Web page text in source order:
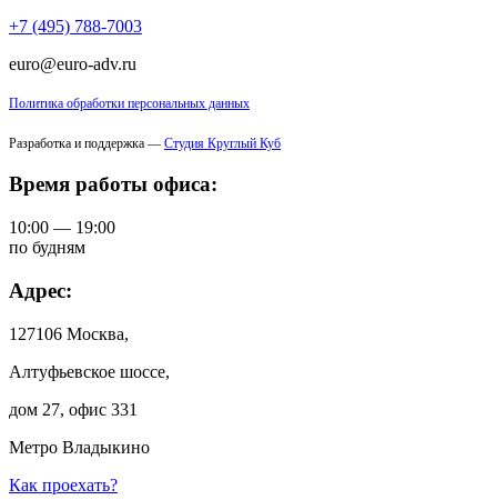
+7 (495) 788-7003
euro@euro-adv.ru
Политика обработки персональных данных
Разработка и поддержка — Студия Круглый Куб
Время работы офиса:
10:00 — 19:00
по будням
Адрес:
127106 Москва,
Алтуфьевское шоссе,
дом 27, офис 331
Метро Владыкино
Как проехать?